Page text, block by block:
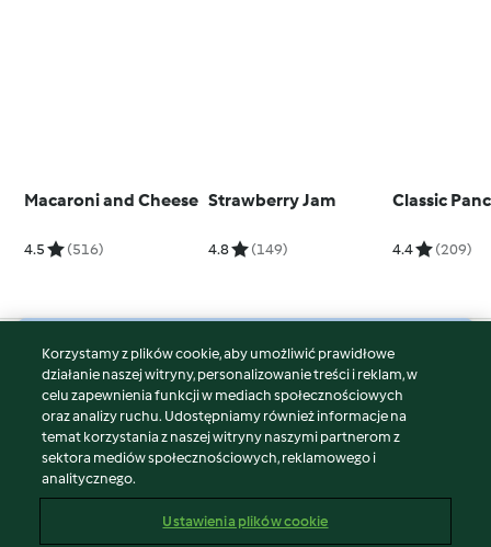
Macaroni and Cheese
4.5 (516)
Strawberry Jam
4.8 (149)
Classic
4.4 (209)
© Copyright 2026
Warunki korzystania
Polityka prywatności
Disclaimer
Znak wydawcy
Zgłoś treść
Korzystamy z plików cookie, aby umożliwić prawidłowe
działanie naszej witryny, personalizowanie treści i reklam, w
celu zapewnienia funkcji w mediach społecznościowych
oraz analizy ruchu. Udostępniamy również informacje na
temat korzystania z naszej witryny naszymi partnerom z
sektora mediów społecznościowych, reklamowego i
analitycznego.
Ustawienia plików cookie